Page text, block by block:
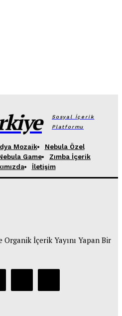
Sosyal İçerik
Platformu
Mozaik
Nebula Özel
Game
Zımba İçerik
İletişim
İçerik Yayını Yapan Bir